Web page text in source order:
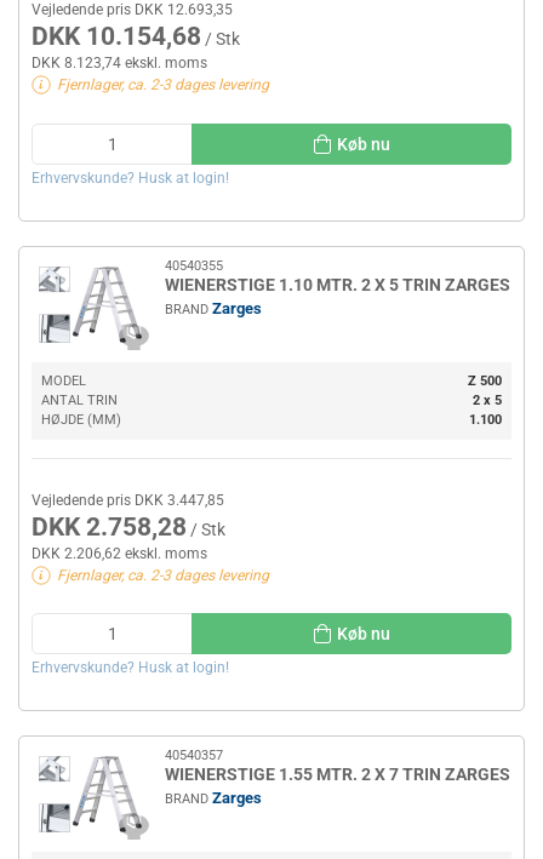
Vejledende pris DKK 12.693,35
DKK 10.154,68 / Stk
DKK 8.123,74 ekskl. moms
Fjernlager, ca. 2-3 dages levering
Køb nu
Erhvervskunde? Husk at login!
40540355
WIENERSTIGE 1.10 MTR. 2 X 5 TRIN ZARGES
BRAND Zarges
MODEL
Z 500
ANTAL TRIN
2 x 5
HØJDE (MM)
1.100
Vejledende pris DKK 3.447,85
DKK 2.758,28 / Stk
DKK 2.206,62 ekskl. moms
Fjernlager, ca. 2-3 dages levering
Køb nu
Erhvervskunde? Husk at login!
40540357
WIENERSTIGE 1.55 MTR. 2 X 7 TRIN ZARGES
BRAND Zarges